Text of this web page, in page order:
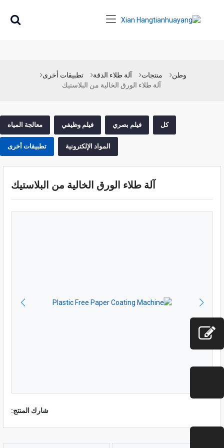
وطن منتجات آلة طلاء الدقة
تطبيقات أخرى
آلة طلاء الورق الخالية من البلاستيك
كل فيلم بصري فيلم وظيفي معالجة المياه
المواد الإلكترونية تطبيقات أخرى
آلة طلاء الورق الخالية من البلاستيك
شارك المنتج: